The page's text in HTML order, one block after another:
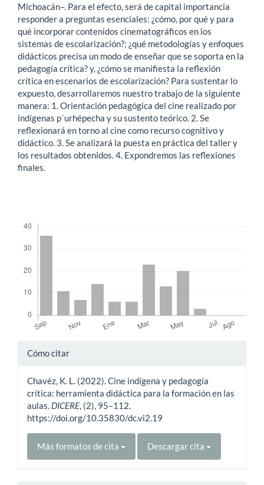
Michoacán–. Para el efecto, será de capital importancia
responder a preguntas esenciales: ¿cómo, por qué y para
qué incorporar contenidos cinematográficos en los
sistemas de escolarización?; ¿qué metodologías y enfoques
didácticos precisa un modo de enseñar que se soporta en la
pedagogía crítica? y, ¿cómo se manifiesta la reflexión
crítica en escenarios de escolarización? Para sustentar lo
expuesto, desarrollaremos nuestro trabajo de la siguiente
manera: 1. Orientación pedagógica del cine realizado por
indígenas p´urhépecha y su sustento teórico. 2. Se
reflexionará en torno al cine como recurso cognitivo y
didáctico. 3. Se analizará la puesta en práctica del taller y
los resultados obtenidos. 4. Expondremos las reflexiones
finales.
Detalles
artículo
Cómo citar
Chavéz, K. L. (2022). Cine indígena y pedagogía
crítica: herramienta didáctica para la formación en las
aulas. DICERE , (2), 95–112.
https://doi.org/10.35830/dc.vi2.19
Más formatos de cita Descargar cita